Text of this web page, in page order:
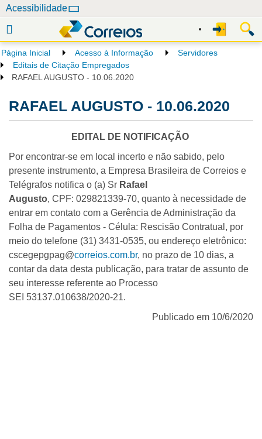
e
g
a
Acessibilidade
Página Inicial Acesso à Informação
Servidores
Editais de Citação Empregados
RAFAEL AUGUSTO - 10.06.2020
RAFAEL AUGUSTO - 10.06.2020
EDITAL DE NOTIFICAÇÃO
Por encontrar-se em local incerto e não sabido, pelo
presente instrumento, a Empresa Brasileira de Correios e
Telégrafos notifica o (a) Sr Rafael
Augusto, CPF: 029821339-70, quanto à necessidade de
entrar em contato com a Gerência de Administração da
Folha de Pagamentos - Célula: Rescisão Contratual, por
meio do telefone (31) 3431-0535, ou endereço eletrônico:
cscegepgpag@correios.com.br, no prazo de 10 dias, a
contar da data desta publicação, para tratar de assunto de
seu interesse referente ao Processo
SEI 53137.010638/2020-21.
Publicado em 10/6/2020